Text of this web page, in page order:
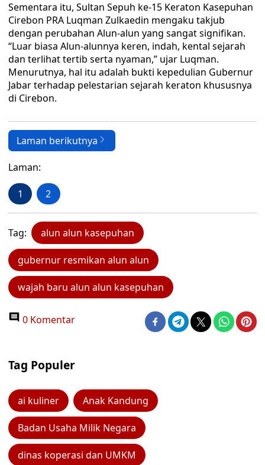
Sementara itu, Sultan Sepuh ke-15 Keraton Kasepuhan
Cirebon PRA Luqman Zulkaedin mengaku takjub
dengan perubahan Alun-alun yang sangat signifikan.
“Luar biasa Alun-alunnya keren, indah, kental sejarah
dan terlihat tertib serta nyaman,” ujar Luqman.
Menurutnya, hal itu adalah bukti kepedulian Gubernur
Jabar terhadap pelestarian sejarah keraton khususnya
di Cirebon.
Laman berikutnya
Laman:
1 2
Tag: alun alun kasepuhan
gubernur resmikan alun alun
wajah baru alun alun kasepuhan
0 Komentar
Tag Populer
ai kuliner Anak Kandung
Badan Usaha Milik Negara
dinas koperasi dan UMKM